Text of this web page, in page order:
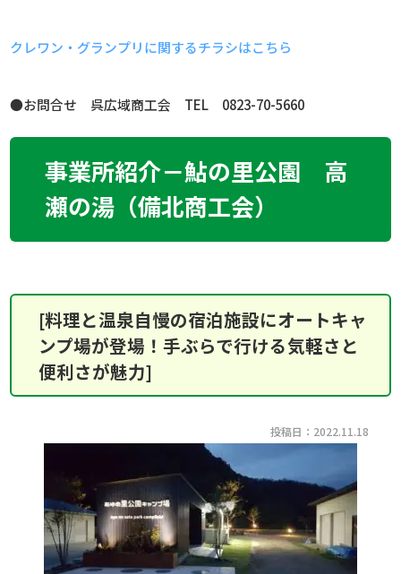
クレワン・グランプリに関するチラシはこちら
●お問合せ 呉広域商工会 TEL 0823-70-5660
事業所紹介－鮎の里公園 高
瀬の湯（備北商工会）
[料理と温泉自慢の宿泊施設にオートキャ
ンプ場が登場！手ぶらで行ける気軽さと
便利さが魅力]
投稿日：2022.11.18